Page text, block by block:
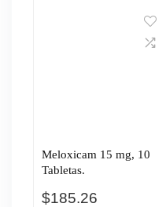
Meloxicam 15 mg, 10
Tabletas.
$185.26